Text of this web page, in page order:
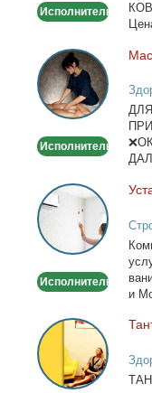
Исполнитель
Массаж
лица
и
тела
Исполнитель
Установка
кондиционеров
в
Москве
Исполнитель
и
Тантрический
массаж